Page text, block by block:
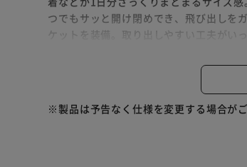
つでもサッと開け閉めでき、飛び出しを
ケットを装備。取り出しやすい工夫がい
ルポケット、起毛生地のメガネポケット
スマホポケットには、コードホールを
ばせる内側ポケット】 カトラリーやペ
付き。 （※1）底板は取り外し自在です
で、ベッドフレームに。ベルトは鍵や
取り付けるホルダーとして使用できま
※製品は予告なく仕様を変更する場合が